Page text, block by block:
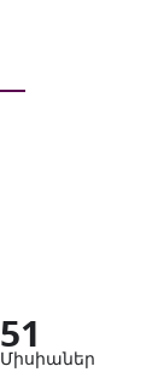
51
Միսիաներ